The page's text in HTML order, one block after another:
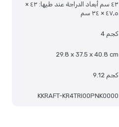
٤٣ سم أبعاد الدراجة عند طيها: ٤٣ ×
٤٧٫٥ × ٣٤ سم
4 كجم
29.8 x 37.5 x 40.8 cm
9.12 كجم
KKRAFT-KR4TRI00PNK0000